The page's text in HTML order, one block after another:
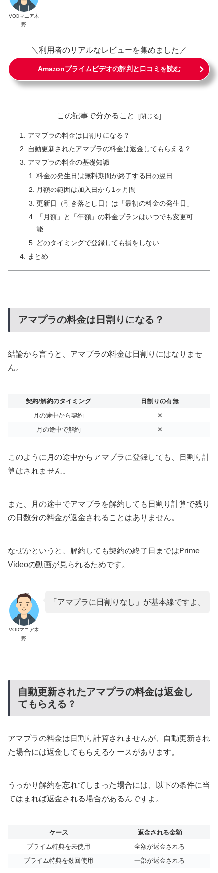
VODマニア木
野
＼利用者のリアルなレビューを集めました／
Amazonプライムビデオの評判と口コミを読む
この記事で分かること
アマプラの料金は日割りになる？
自動更新されたアマプラの料金は返金してもらえる？
アマプラの料金の基礎知識
料金の発生日は無料期間が終了する日の翌日
月額の範囲は加入日から1ヶ月間
更新日（引き落とし日）は「最初の料金の発生日」
「月額」と「年額」の料金プランはいつでも変更可
能
どのタイミングで登録しても損をしない
まとめ
アマプラの料金は日割りになる？
結論から言うと、アマプラの料金は日割りにはなりませ
ん。
契約/解約のタイミング
日割りの有無
月の途中から契約
✕
月の途中で解約
✕
このように月の途中からアマプラに登録しても、日割り計
算はされません。
また、月の途中でアマプラを解約しても日割り計算で残り
の日数分の料金が返金されることはありません。
なぜかというと、解約しても契約の終了日まではPrime
Videoの動画が見られるためです。
VODマニア木
野
「アマプラに日割りなし」が基本線ですよ。
自動更新されたアマプラの料金は返金し
てもらえる？
アマプラの料金は日割り計算されませんが、自動更新され
た場合には返金してもらえるケースがあります。
うっかり解約を忘れてしまった場合には、以下の条件に当
てはまれば返金される場合があるんですよ。
ケース
返金される金額
プライム特典を未使用
全額が返金される
プライム特典を数回使用
一部が返金される